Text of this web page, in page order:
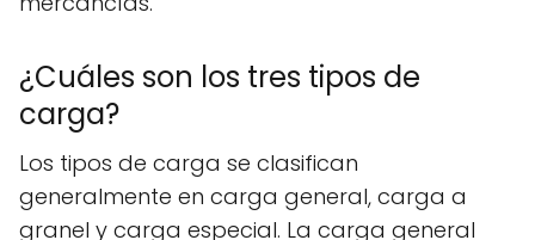
¿Cuáles son los tres tipos de
carga?
Los tipos de carga se clasifican
generalmente en carga general, carga a
granel y carga especial. La carga general